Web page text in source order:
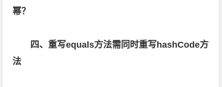
幂？
四、重写equals方法需同时重写hashCode方
法